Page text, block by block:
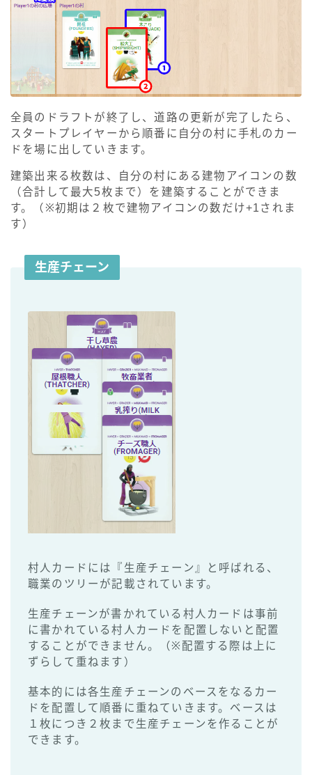
全員のドラフトが終了し、道路の更新が完了したら、
スタートプレイヤーから順番に自分の村に手札のカー
ドを場に出していきます。
建築出来る枚数は、自分の村にある建物アイコンの数
（合計して最大5枚まで）を建築することができま
す。（※初期は２枚で建物アイコンの数だけ+1されま
す）
生産チェーン
村人カードには『生産チェーン』と呼ばれる、
職業のツリーが記載されています。
生産チェーンが書かれている村人カードは事前
に書かれている村人カードを配置しないと配置
することができません。（※配置する際は上に
ずらして重ねます）
基本的には各生産チェーンのベースをなるカー
ドを配置して順番に重ねていきます。ベースは
１枚につき２枚まで生産チェーンを作ることが
できます。